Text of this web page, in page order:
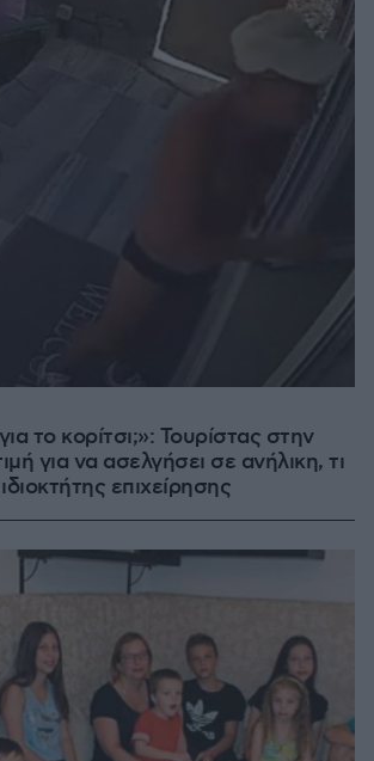
το κορίτσι;»: Τουρίστας στην
για να ασελγήσει σε ανήλικη, τι
επιχείρησης